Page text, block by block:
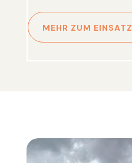
MEHR ZUM EINSATZ